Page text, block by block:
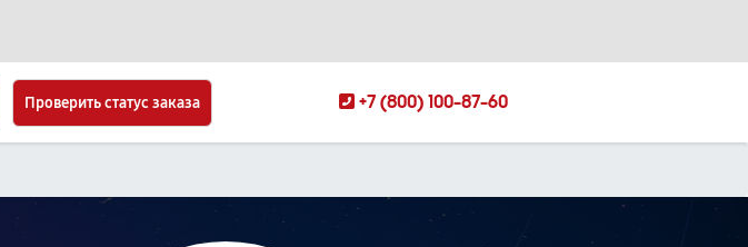
Проверить статус заказа +7 (800) 100-87-60